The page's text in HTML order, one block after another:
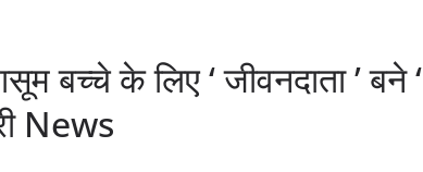
के लिए ‘ जीवनदाता ’ बने ‘
News